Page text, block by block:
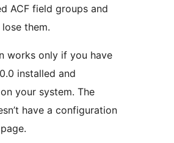
ACF field groups and
them.
works only if you have
installed and
your system. The
have a configuration